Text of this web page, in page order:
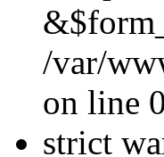
/var/
on line
strict